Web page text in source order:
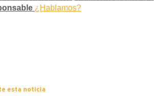
¿Hablamos?
esta noticia